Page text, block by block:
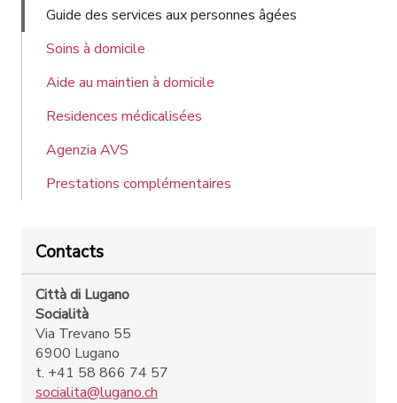
Guide des services aux personnes âgées
Soins à domicile
Aide au maintien à domicile
Residences médicalisées
Agenzia AVS
Prestations complémentaires
Contacts
Città di Lugano
Socialità
Via Trevano 55
6900 Lugano
t. +41 58 866 74 57
socialita@lugano.ch